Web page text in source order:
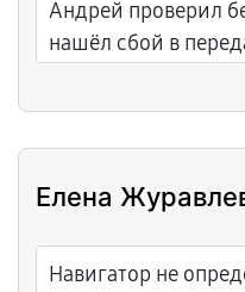
Андрей проверил
нашёл сбой в
перепрошил
гарантией, теперь
Елена
Навигатор не